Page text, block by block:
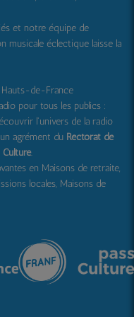
et notre équipe de
musicale éclectique laisse la
Hauts-de-France
pour tous les publics :
l'univers de la radio
agrément du Rectorat de
Culture.
en Maisons de retraite,
locales, Maisons de